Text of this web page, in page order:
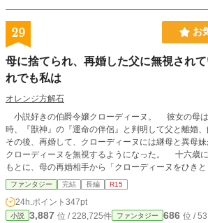
29 お
母に捨てられ、再婚した父に無視され
れでも私は
オレンジ方解石
小説好きの伯爵令嬢クローディーヌ。 彼女の母
時、『獣神』の『運命の伴侶』と判明して父と離婚
その後、再婚して、クローディーヌには継母と異母
クローディーヌを無視するようになった。 十六歳になったクローディーヌの
もとに、母の再婚相手から「クローディーヌをひき
ローディーヌは母のもとへ旅立つが…………。 ※直截的な表現はありません
が、まあまあドロドロな真相なので、R15に設定して
グをチェックしておくことをお勧めします。 ※ただし
ているので、ご注意ください。 ※「ご想像にお任せし
ファンタジー 完結 長編 R15
24h.ポイント 347pt
小説 3,887 位 / 228,725件 ファンタジー 686 位 /